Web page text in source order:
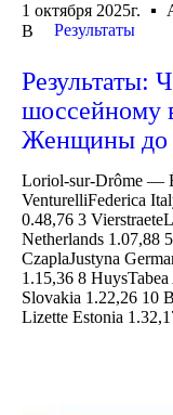
1 октября 2025г.
В
Результаты
Результаты:
шоссейному
Женщины до
Loriol-sur-Drôme —
VenturelliFederica
0.48,76 3
Netherlands 1.07,88
CzaplaJustyna
1.15,36 8
Slovakia 1.22,26 10
Lizette Estonia